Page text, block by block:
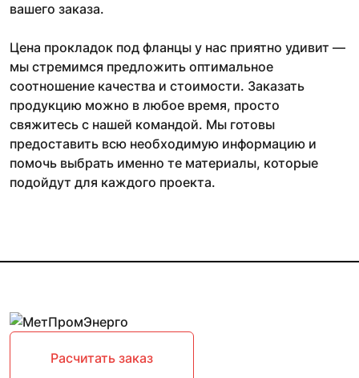
вашего заказа.
Цена прокладок под фланцы у нас приятно удивит —
мы стремимся предложить оптимальное
соотношение качества и стоимости. Заказать
продукцию можно в любое время, просто
свяжитесь с нашей командой. Мы готовы
предоставить всю необходимую информацию и
помочь выбрать именно те материалы, которые
подойдут для каждого проекта.
Расчитать заказ